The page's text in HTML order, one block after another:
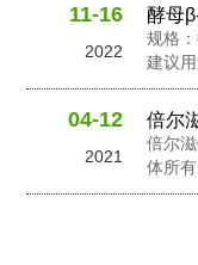
促进
钙是
11-16
2022
酵母
规格
建议
幼儿
精，
母 β-
木莓
04-12
2021
倍尔
倍尔
体所
作。